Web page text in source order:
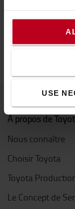
USE
À propos de
Nous connaître
Choisir Toyota
Toyota
Le Concept de